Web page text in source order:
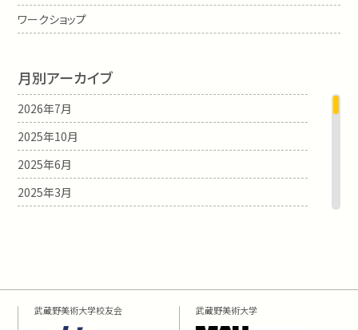
ワークショップ
月別アーカイブ
2026年7月
2025年10月
2025年6月
2025年3月
2024年1月
武蔵野美術大学校友会 武蔵野美術大学